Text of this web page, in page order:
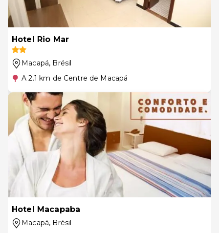
Hotel Rio Mar
Macapá, Brésil
A 2.1 km de Centre de Macapá
Hotel Macapaba
Macapá, Brésil